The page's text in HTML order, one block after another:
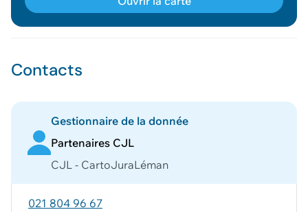
Contacts
Gestionnaire de la donnée
Partenaires CJL
CJL - CartoJuraLéman
021 804 96 67